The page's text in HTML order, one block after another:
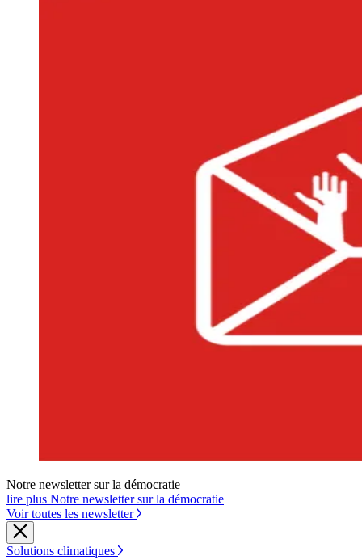
Notre newsletter sur la démocratie
lire plus Notre newsletter sur la démocratie
Voir toutes les newsletter
Solutions climatiques